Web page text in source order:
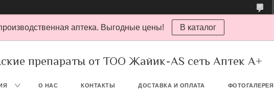
аптека. Выгодные цены! В каталог
препараты от ТОО Жайик-AS сеть Аптек А+
О НАС КОНТАКТЫ ДОСТАВКА И ОПЛАТА ФОТОГАЛЕРЕЯ